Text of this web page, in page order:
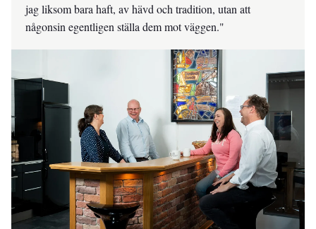
jag liksom bara haft, av hävd och tradition, utan att
någonsin egentligen ställa dem mot väggen."